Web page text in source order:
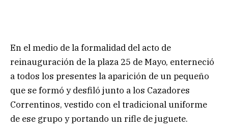
En el medio de la formalidad del acto de
reinauguración de la plaza 25 de Mayo, enterneció
a todos los presentes la aparición de un pequeño
que se formó y desfiló junto a los Cazadores
Correntinos, vestido con el tradicional uniforme
de ese grupo y portando un rifle de juguete.